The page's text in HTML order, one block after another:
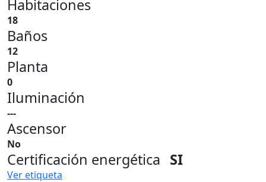
Habitaciones
18
Baños
12
Planta
0
Iluminación
---
Ascensor
No
Certificación energética SI
Ver etiqueta